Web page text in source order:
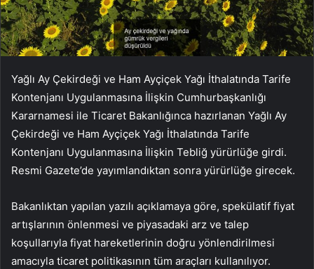
Yağlı Ay Çekirdeği ve Ham Ayçiçek Yağı İthalatında Tarife
Kontenjanı Uygulanmasına İlişkin Cumhurbaşkanlığı
Kararnamesi ile Ticaret Bakanlığınca hazırlanan Yağlı Ay
Çekirdeği ve Ham Ayçiçek Yağı İthalatında Tarife
Kontenjanı Uygulanmasına İlişkin Tebliğ yürürlüğe girdi.
Resmi Gazete’de yayımlandıktan sonra yürürlüğe girecek.
Bakanlıktan yapılan yazılı açıklamaya göre, spekülatif fiyat
artışlarının önlenmesi ve piyasadaki arz ve talep
koşullarıyla fiyat hareketlerinin doğru yönlendirilmesi
amacıyla ticaret politikasının tüm araçları kullanılıyor.